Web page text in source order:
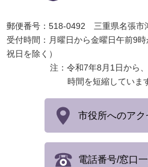
郵便番号：518-0492 三重県名張市
受付時間：月曜日から金曜日午前9
祝日を除く）
注：令和7年8月1日から
時間を短縮していま
市役所へのアク
電話番号/窓口